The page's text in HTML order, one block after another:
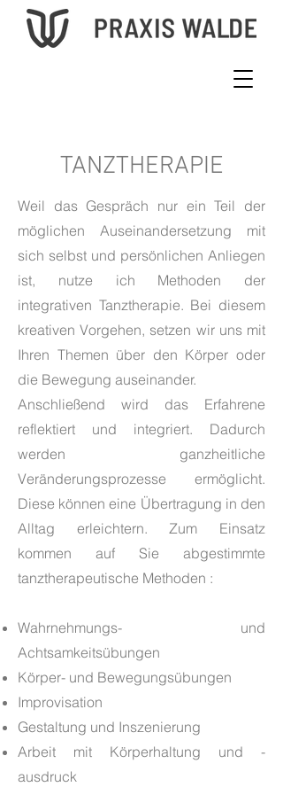
TANZTHERAPIE
Weil das Gespräch nur ein Teil der
möglichen Auseinandersetzung mit
sich selbst und persönlichen Anliegen
ist, nutze ich Methoden der
integrativen Tanztherapie. Bei diesem
kreativen Vorgehen, setzen wir uns mit
Ihren Themen über den Körper oder
die Bewegung auseinander.
Anschließend wird das Erfahrene
reflektiert und integriert. Dadurch
werden ganzheitliche
Veränderungsprozesse ermöglicht.
Diese können eine Übertragung in den
Alltag erleichtern. Zum Einsatz
kommen auf Sie abgestimmte
tanztherapeutische Methoden :
Wahrnehmungs- und
Achtsamkeitsübungen
Körper- und Bewegungsübungen
Improvisation
Gestaltung und Inszenierung
Arbeit mit Körperhaltung und -
ausdruck